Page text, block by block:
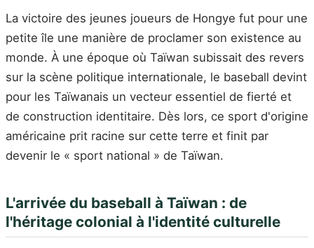
La victoire des jeunes joueurs de Hongye fut pour une
petite île une manière de proclamer son existence au
monde. À une époque où Taïwan subissait des revers
sur la scène politique internationale, le baseball devint
pour les Taïwanais un vecteur essentiel de fierté et
de construction identitaire. Dès lors, ce sport d'origine
américaine prit racine sur cette terre et finit par
devenir le « sport national » de Taïwan.
L'arrivée du baseball à Taïwan : de
l'héritage colonial à l'identité culturelle